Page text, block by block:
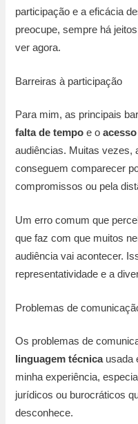
participação e a eficácia
preocupe, sempre há
ver agora.
Barreiras à participação
Para mim, as principais
falta de tempo e o
audiências. Muitas vezes,
conseguem comparecer
compromissos ou pela
Um erro comum que
que faz com que muitos
audiência vai acontecer.
representatividade e a
Problemas de
Os problemas de
linguagem técnicausada
minha experiência,
jurídicos ou burocráticos
desconhece.